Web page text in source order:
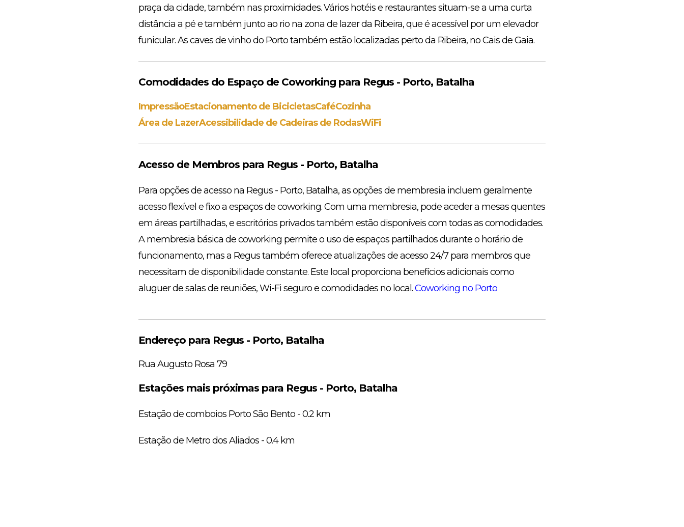
praça da cidade, também nas proximidades. Vários hotéis e restaurantes situam-se a uma curta
distância a pé e também junto ao rio na zona de lazer da Ribeira, que é acessível por um elevador
funicular. As caves de vinho do Porto também estão localizadas perto da Ribeira, no Cais de Gaia.
Comodidades do Espaço de Coworking para Regus - Porto, Batalha
ImpressãoEstacionamento de BicicletasCaféCozinha
Área de LazerAcessibilidade de Cadeiras de RodasWiFi
Acesso de Membros para Regus - Porto, Batalha
Para opções de acesso na Regus - Porto, Batalha, as opções de membresia incluem geralmente
acesso flexível e fixo a espaços de coworking. Com uma membresia, pode aceder a mesas quentes
em áreas partilhadas, e escritórios privados também estão disponíveis com todas as comodidades.
A membresia básica de coworking permite o uso de espaços partilhados durante o horário de
funcionamento, mas a Regus também oferece atualizações de acesso 24/7 para membros que
necessitam de disponibilidade constante. Este local proporciona benefícios adicionais como
aluguer de salas de reuniões, Wi-Fi seguro e comodidades no local.Coworking no Porto
Endereço para Regus - Porto, Batalha
Rua Augusto Rosa 79
Estações mais próximas para Regus - Porto, Batalha
Estação de comboios Porto São Bento - 0.2 km
Estação de Metro dos Aliados - 0.4 km